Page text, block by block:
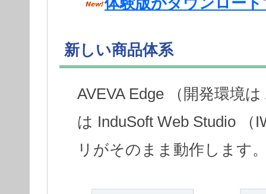
新しい商品体系
AVEVA Edge （開発環境
は InduSoft Web Studio （
リがそのまま動作します